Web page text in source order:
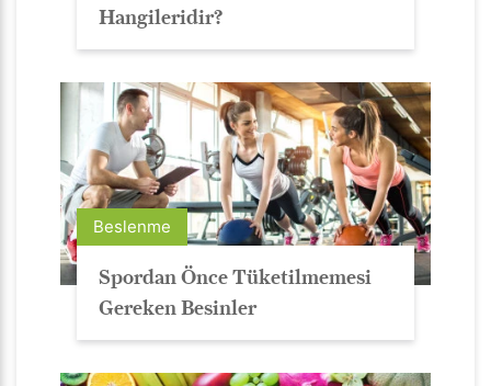
Hangileridir?
Beslenme
Spordan Önce Tüketilmemesi
Gereken Besinler